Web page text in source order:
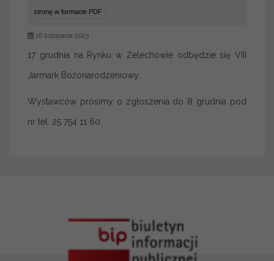
stronę w formacie PDF
16 listopada 2023
17 grudnia na Rynku w Żelechowie odbędzie się VIII
Jarmark Bożonarodzeniowy.
Wystawców prosimy o zgłoszenia do 8 grudnia pod
nr tel. 25 754 11 60.